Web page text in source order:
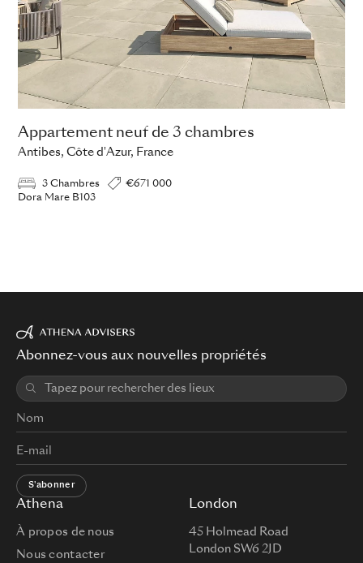
Appartement neuf de 3 chambres
Antibes, Côte d'Azur, France
3 Chambres
€671 000
Dora Mare B103
Athena
À propos de nous
Nous contacter
London
45 Holmead Road
London SW6 2JD
Abonnez-vous aux nouvelles propriétés
S'abonner